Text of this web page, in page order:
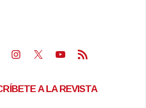
Instagram
X Youtube
Feed RSS
A LA REVISTA